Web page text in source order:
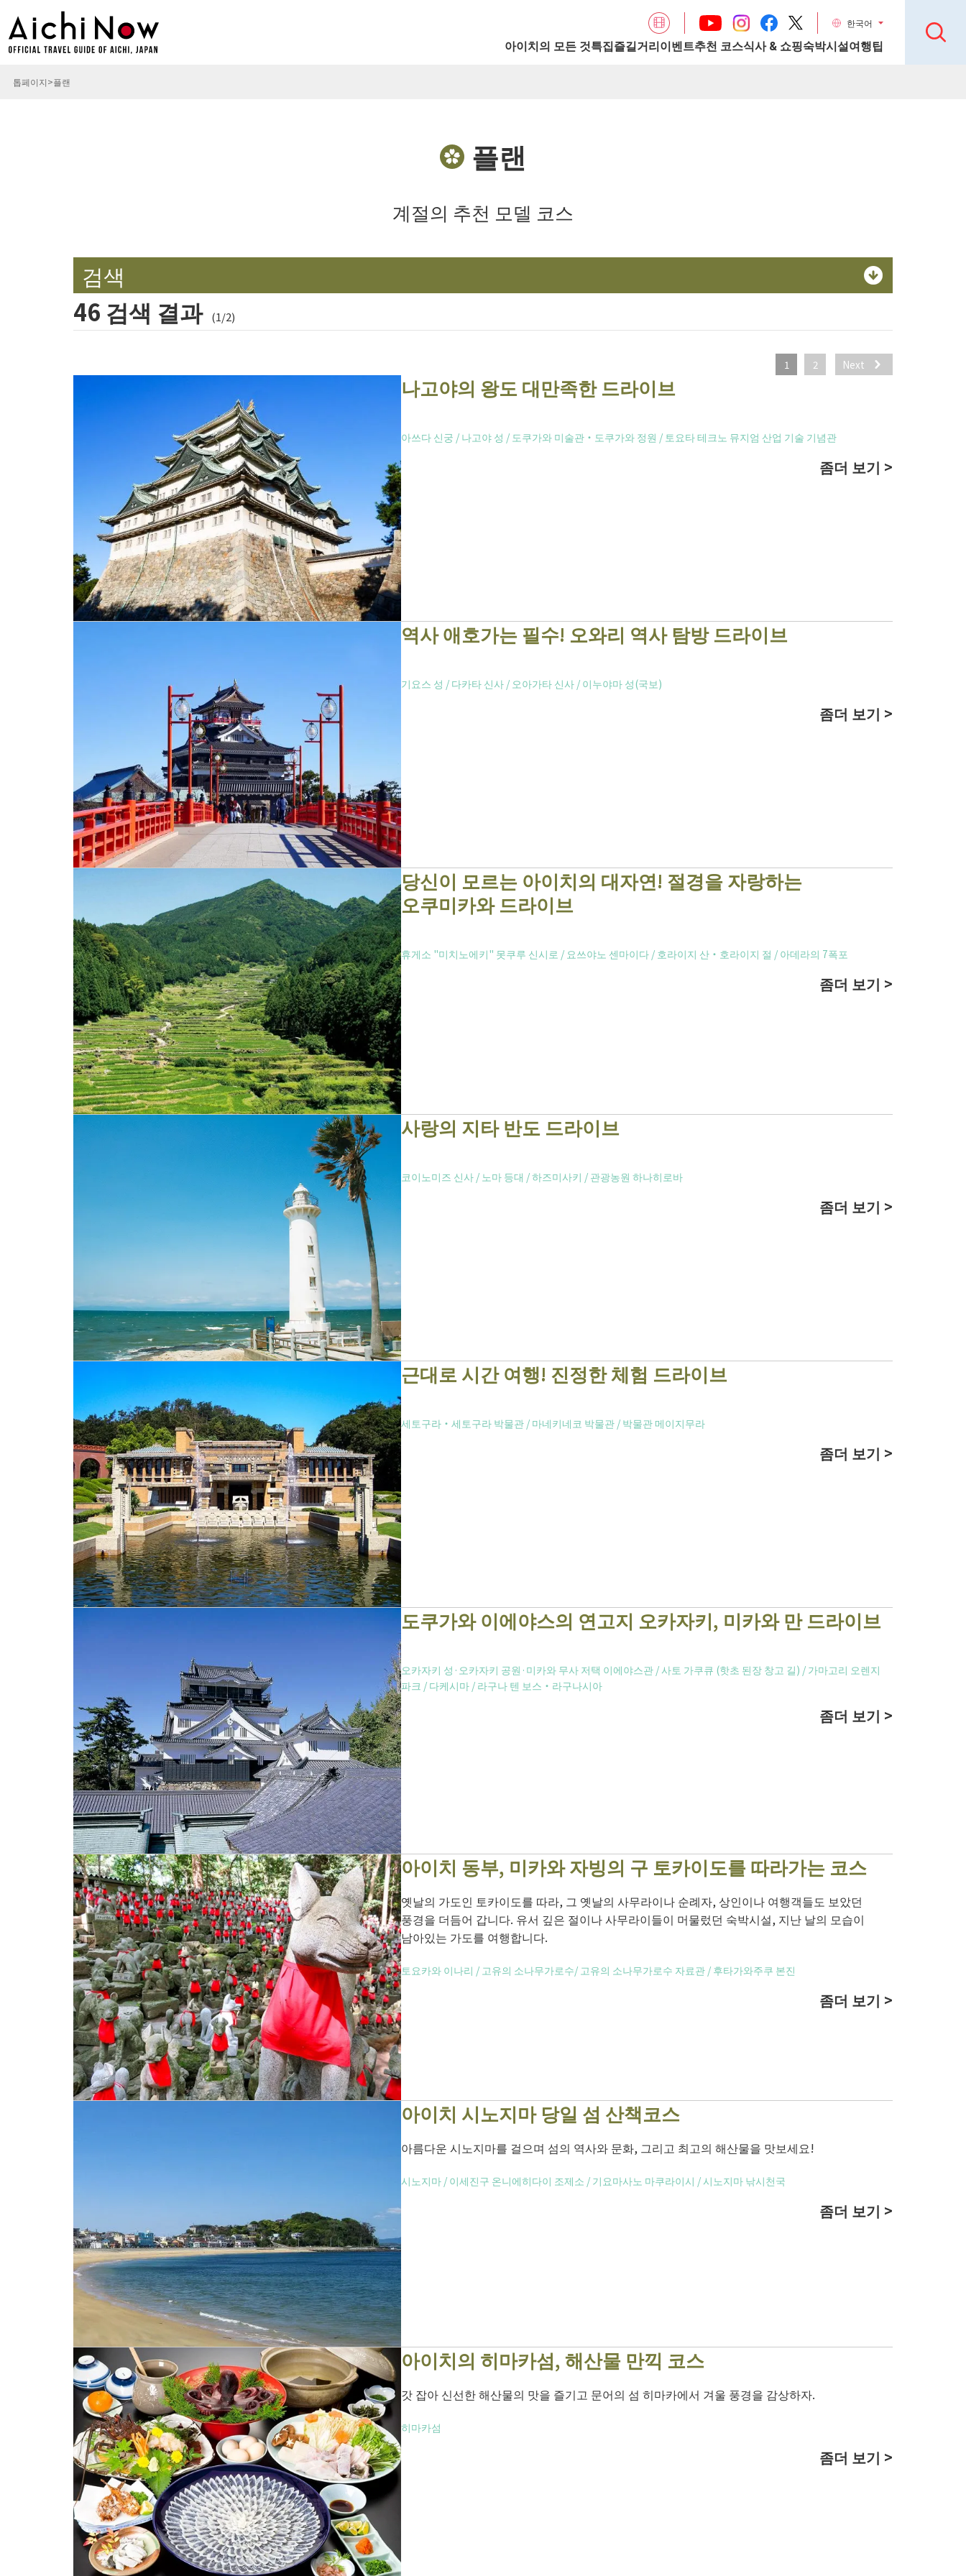
한국어
아이치의 모든 것특집즐길거리이벤트추천 코스식사 & 쇼핑숙박시설여행팁
톱페이지 플랜
플랜
계절의 추천 모델 코스
검색
46 검색 결과 (1/2)
1 2 Next
나고야의 왕도 대만족한 드라이브
아쓰다 신궁 / 나고야 성 / 도쿠가와 미술관・도쿠가와 정원 / 토요타 테크노 뮤지엄 산업 기술 기념관
좀더 보기 >
역사 애호가는 필수! 오와리 역사 탐방 드라이브
기요스 성 / 다카타 신사 / 오아가타 신사 / 이누야마 성(국보)
좀더 보기 >
당신이 모르는 아이치의 대자연! 절경을 자랑하는
오쿠미카와 드라이브
휴게소 "미치노에키" 못쿠루 신시로 / 요쓰야노 센마이다 / 호라이지 산・호라이지 절 / 아데라의 7폭포
좀더 보기 >
사랑의 지타 반도 드라이브
코이노미즈 신사 / 노마 등대 /하즈미사키 / 관광농원 하나히로바
좀더 보기 >
근대로 시간 여행! 진정한 체험 드라이브
세토구라・세토구라 박물관 / 마네키네코 박물관 / 박물관 메이지무라
좀더 보기 >
도쿠가와 이에야스의 연고지 오카자키, 미카와 만 드라이브
오카자키 성·오카자키 공원·미카와 무사 저택 이에야스관 /사토 가쿠큐 (핫초 된장 창고 길) / 가마고리 오렌지
파크 / 다케시마 / 라구나 텐 보스・라구나시아
좀더 보기 >
아이치 동부, 미카와 자빙의 구 토카이도를 따라가는 코스
옛날의 가도인 토카이도를 따라, 그 옛날의 사무라이나 순례자, 상인이나 여행객들도 보았던
풍경을 더듬어 갑니다. 유서 깊은 절이나 사무라이들이 머물렀던 숙박시설, 지난 날의 모습이
남아있는 가도를 여행합니다.
토요카와 이나리 / 고유의 소나무가로수/ 고유의 소나무가로수 자료관 / 후타가와주쿠 본진
좀더 보기 >
아이치 시노지마 당일 섬 산책코스
아름다운 시노지마를 걸으며 섬의 역사와 문화, 그리고 최고의 해산물을 맛보세요!
시노지마 / 이세진구 온니에히다이 조제소 / 기요마사노 마쿠라이시 /시노지마 낚시천국
좀더 보기 >
아이치의 히마카섬, 해산물 만끽 코스
갓 잡아 신선한 해산물의 맛을 즐기고 문어의 섬 히마카에서 겨울 풍경을 감상하자.
히마카섬
좀더 보기 >